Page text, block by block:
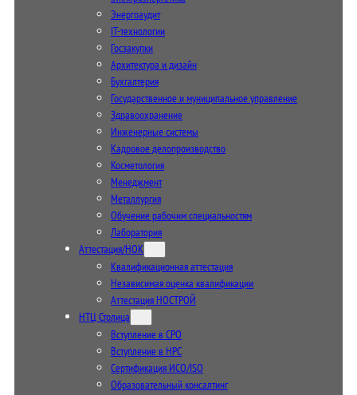
Энергоаудит
IT-технологии
Госзакупки
Архитектура и дизайн
Бухгалтерия
Государственное и муниципальное управление
Здравоохранение
Инженерные системы
Кадровое делопроизводство
Косметология
Менеджмент
Металлургия
Обучение рабочим специальностям
Лаборатория
Аттестация/НОК
Квалификационная аттестация
Независимая оценка квалификации
Аттестация НОСТРОЙ
НТЦ Столица
Вступление в СРО
Вступление в НРС
Сертификация ИСО/ISO
Образовательный консалтинг